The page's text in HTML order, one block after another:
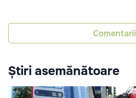
Comentarii
Știri asemănătoare